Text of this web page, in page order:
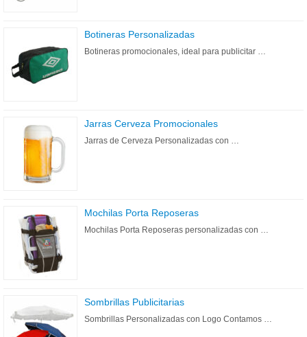
Botineras Personalizadas
Botineras promocionales, ideal para publicitar …
Jarras Cerveza Promocionales
Jarras de Cerveza Personalizadas con …
Mochilas Porta Reposeras
Mochilas Porta Reposeras personalizadas con …
Sombrillas Publicitarias
Sombrillas Personalizadas con Logo Contamos …